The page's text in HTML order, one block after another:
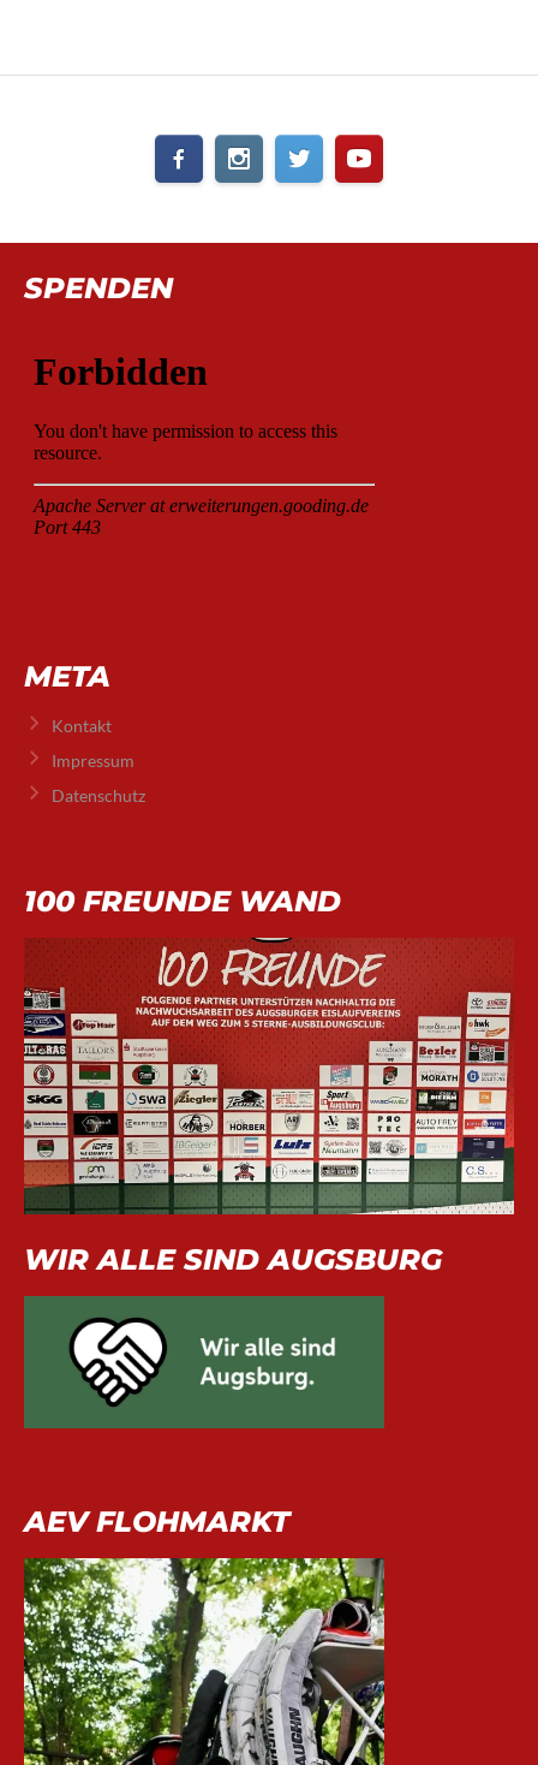
SPENDEN
META
Kontakt
Impressum
Datenschutz
100 FREUNDE WAND
WIR ALLE SIND AUGSBURG
AEV FLOHMARKT